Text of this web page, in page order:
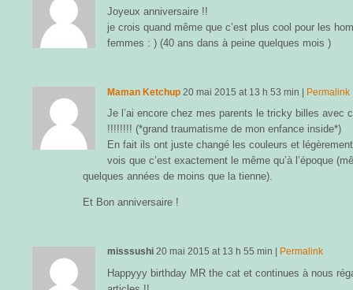
Joyeux anniversaire !!
je crois quand même que c’est plus cool pour les
femmes : ) (40 ans dans à peine quelques mois )
Maman Ketchup 20 mai 2015 at 13 h 53 min Permalink
Je l’ai encore chez mes parents le tricky billes avec
!!!!!!!! (*grand traumatisme de mon enfance inside*)
En fait ils ont juste changé les couleurs et
vois que c’est exactement le même qu’à l’époque
quelques années de moins que la tienne).
Et Bon anniversaire !
misssushi 20 mai 2015 at 13 h 55 min Permalink
Happyyy birthday MR the cat et continues à nous